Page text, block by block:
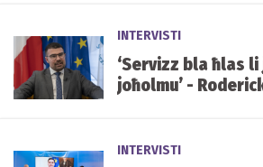
INTERVISTI
‘Servizz bla ħlas
joħolmu’ -
INTERVISTI